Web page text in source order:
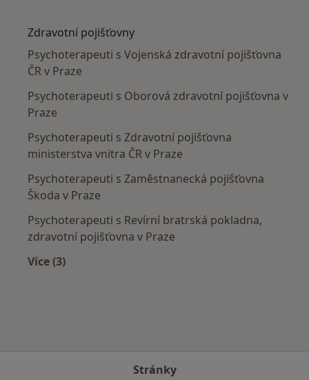
Zdravotní pojišťovny
Psychoterapeuti s Vojenská zdravotní pojišťovna
ČR v Praze
Psychoterapeuti s Oborová zdravotní pojišťovna v
Praze
Psychoterapeuti s Zdravotní pojišťovna
ministerstva vnitra ČR v Praze
Psychoterapeuti s Zaměstnanecká pojišťovna
Škoda v Praze
Psychoterapeuti s Revírní bratrská pokladna,
zdravotní pojišťovna v Praze
Více (3)
Stránky